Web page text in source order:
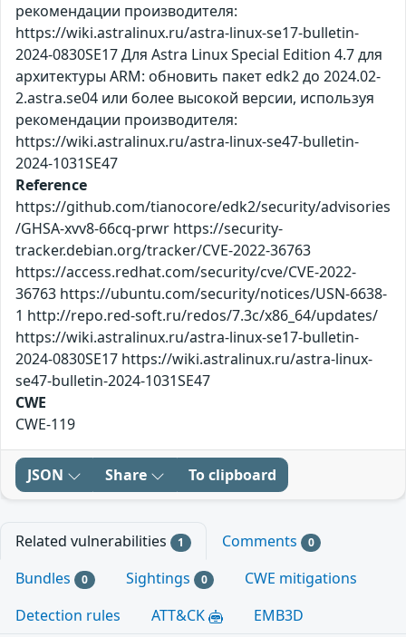
рекомендации производителя:
https://wiki.astralinux.ru/astra-linux-se17-bulletin-
2024-0830SE17 Для Astra Linux Special Edition 4.7 для
архитектуры ARM: обновить пакет edk2 до 2024.02-
2.astra.se04 или более высокой версии, используя
рекомендации производителя:
https://wiki.astralinux.ru/astra-linux-se47-bulletin-
2024-1031SE47
Reference
https://github.com/tianocore/edk2/security/advisories
/GHSA-xvv8-66cq-prwr https://security-
tracker.debian.org/tracker/CVE-2022-36763
https://access.redhat.com/security/cve/CVE-2022-
36763 https://ubuntu.com/security/notices/USN-6638-
1 http://repo.red-soft.ru/redos/7.3c/x86_64/updates/
https://wiki.astralinux.ru/astra-linux-se17-bulletin-
2024-0830SE17 https://wiki.astralinux.ru/astra-linux-
se47-bulletin-2024-1031SE47
CWE
CWE-119
JSON Share To clipboard
Related vulnerabilities 1 Comments 0
Bundles 0 Sightings 0
CWE mitigations
Detection rules
ATT&CK EMB3D